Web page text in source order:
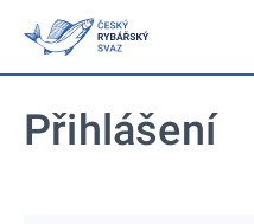
Přihlášení